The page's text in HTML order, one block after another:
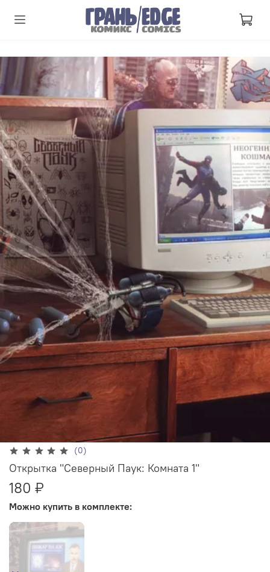
(0)
Открытка "Северный Паук: Комната 1"
180 ₽
Можно купить в комплекте: